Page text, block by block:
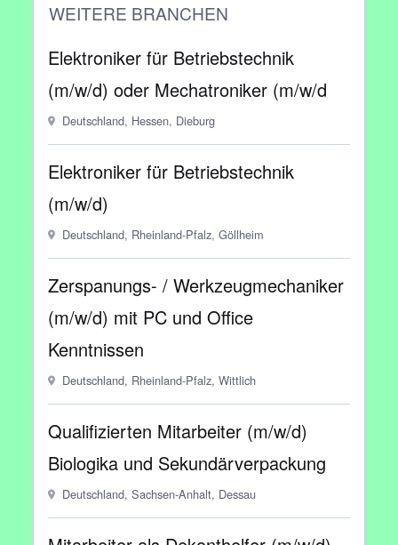
WEITERE BRANCHEN
Elektroniker für Betriebstechnik
(m/w/d) oder Mechatroniker (m/w/d
Deutschland, Hessen, Dieburg
Elektroniker für Betriebstechnik
(m/w/d)
Deutschland, Rheinland-Pfalz, Göllheim
Zerspanungs- / Werkzeugmechaniker
(m/w/d) mit PC und Office
Kenntnissen
Deutschland, Rheinland-Pfalz, Wittlich
Qualifizierten Mitarbeiter (m/w/d)
Biologika und Sekundärverpackung
Deutschland, Sachsen-Anhalt, Dessau